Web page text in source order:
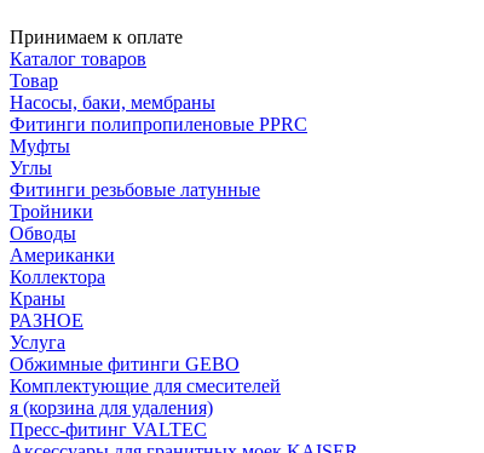
Принимаем к оплате
Каталог товаров
Товар
Насосы, баки, мембраны
Фитинги полипропиленовые PPRC
Муфты
Углы
Фитинги резьбовые латунные
Тройники
Обводы
Американки
Коллектора
Краны
РАЗНОЕ
Услуга
Обжимные фитинги GEBO
Комплектующие для смесителей
я (корзина для удаления)
Пресс-фитинг VALTEC